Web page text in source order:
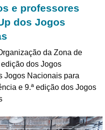
e professores
dos Jogos
da Zona de
dos Jogos
Jogos Nacionais para
e 9.ª edição dos Jogos